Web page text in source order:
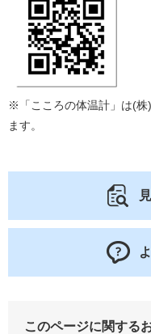
※「こころの体温計」は(株
ます。
このページに関する